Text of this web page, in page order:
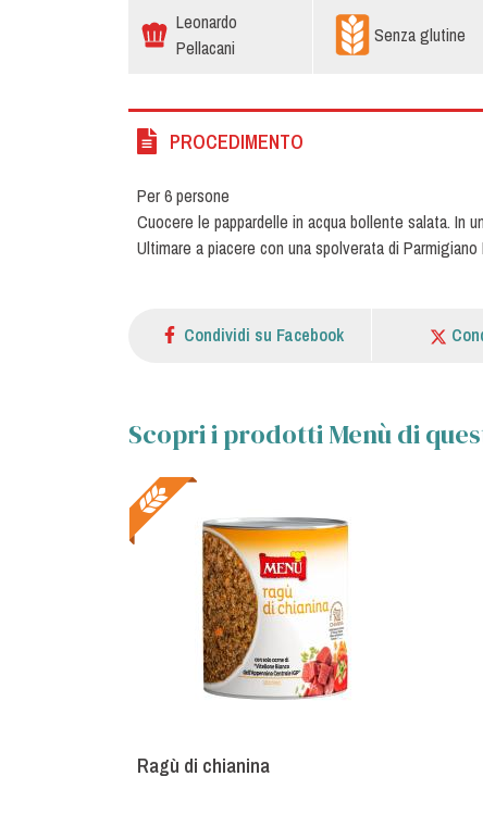
Leonardo
Pellacani
Senza glutine
PROCEDIMENTO
Per 6 persone
Cuocere le pappardelle in acqua bollente salata. In
Ultimare a piacere con una spolverata di
Condividi su Facebook
Scopri i prodotti Menù di
Ragù di chianina